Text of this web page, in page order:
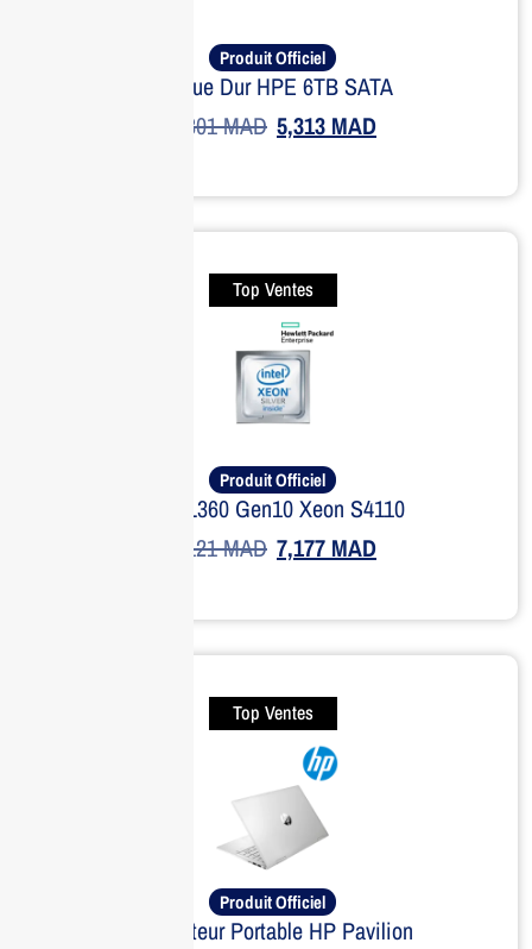
Produit Officiel
Disque Dur HPE 6TB SATA
6,301MAD 5,313 MAD
Top Ventes
Produit Officiel
Kit DL360 Gen10 Xeon S4110
9,121MAD 7,177 MAD
Top Ventes
Produit Officiel
Ordinateur Portable HP Pavilion